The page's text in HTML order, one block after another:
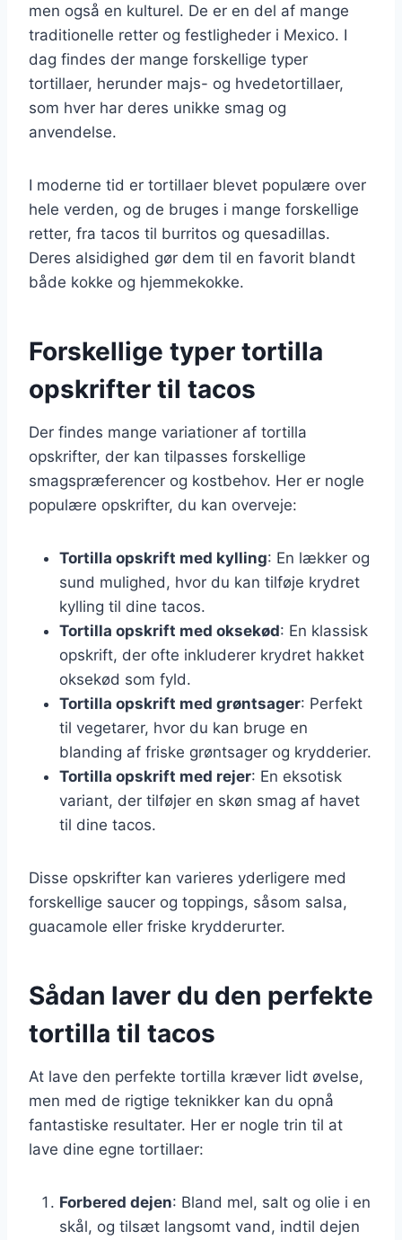
men også en kulturel. De er en del af mange
traditionelle retter og festligheder i Mexico. I
dag findes der mange forskellige typer
tortillaer, herunder majs- og hvedetortillaer,
som hver har deres unikke smag og
anvendelse.
I moderne tid er tortillaer blevet populære over
hele verden, og de bruges i mange forskellige
retter, fra tacos til burritos og quesadillas.
Deres alsidighed gør dem til en favorit blandt
både kokke og hjemmekokke.
Forskellige typer tortilla
opskrifter til tacos
Der findes mange variationer af tortilla
opskrifter, der kan tilpasses forskellige
smagspræferencer og kostbehov. Her er nogle
populære opskrifter, du kan overveje:
Tortilla opskrift med kylling: En lækker og
sund mulighed, hvor du kan tilføje krydret
kylling til dine tacos.
Tortilla opskrift med oksekød: En klassisk
opskrift, der ofte inkluderer krydret hakket
oksekød som fyld.
Tortilla opskrift med grøntsager: Perfekt
til vegetarer, hvor du kan bruge en
blanding af friske grøntsager og krydderier.
Tortilla opskrift med rejer: En eksotisk
variant, der tilføjer en skøn smag af havet
til dine tacos.
Disse opskrifter kan varieres yderligere med
forskellige saucer og toppings, såsom salsa,
guacamole eller friske krydderurter.
Sådan laver du den perfekte
tortilla til tacos
At lave den perfekte tortilla kræver lidt øvelse,
men med de rigtige teknikker kan du opnå
fantastiske resultater. Her er nogle trin til at
lave dine egne tortillaer:
Forbered dejen: Bland mel, salt og olie i en
skål, og tilsæt langsomt vand, indtil dejen